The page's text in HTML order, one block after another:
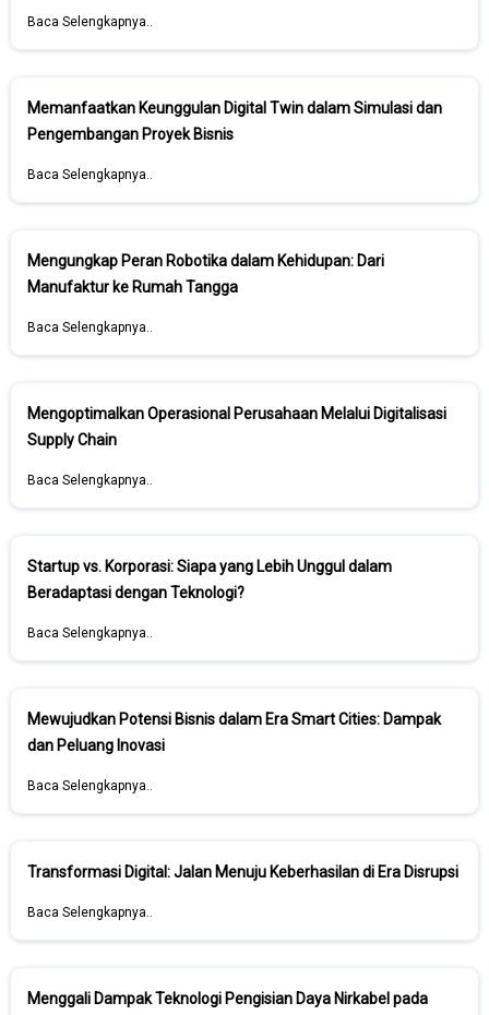
Baca Selengkapnya..
Memanfaatkan Keunggulan Digital Twin dalam Simulasi dan
Pengembangan Proyek Bisnis
Baca Selengkapnya..
Mengungkap Peran Robotika dalam Kehidupan: Dari
Manufaktur ke Rumah Tangga
Baca Selengkapnya..
Mengoptimalkan Operasional Perusahaan Melalui Digitalisasi
Supply Chain
Baca Selengkapnya..
Startup vs. Korporasi: Siapa yang Lebih Unggul dalam
Beradaptasi dengan Teknologi?
Baca Selengkapnya..
Mewujudkan Potensi Bisnis dalam Era Smart Cities: Dampak
dan Peluang Inovasi
Baca Selengkapnya..
Transformasi Digital: Jalan Menuju Keberhasilan di Era Disrupsi
Baca Selengkapnya..
Menggali Dampak Teknologi Pengisian Daya Nirkabel pada